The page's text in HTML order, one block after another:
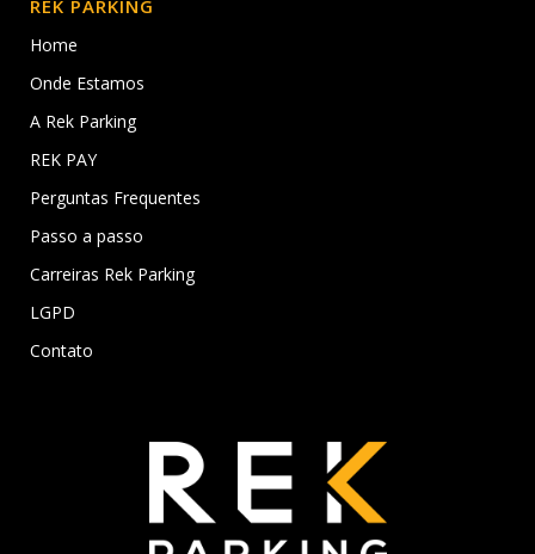
REK PARKING
Home
Onde Estamos
A Rek Parking
REK PAY
Perguntas Frequentes
Passo a passo
Carreiras Rek Parking
LGPD
Contato